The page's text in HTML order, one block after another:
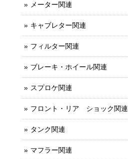
メーター関連
キャブレター関連
フィルター関連
ブレーキ・ホイール関連
スプロケ関連
フロント・リア ショック関連
タンク関連
マフラー関連